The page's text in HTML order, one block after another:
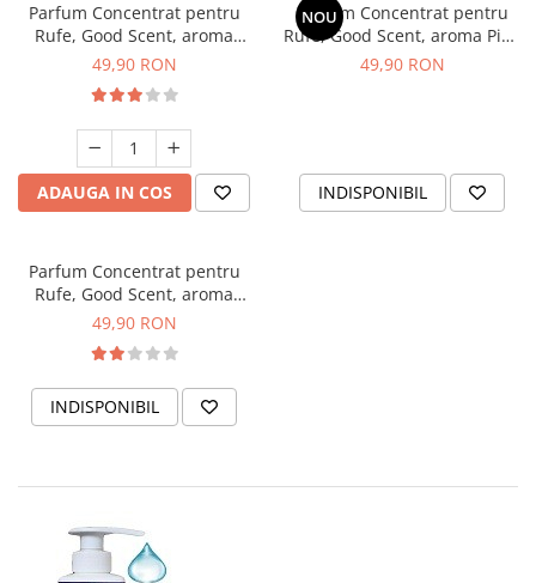
Parfum Concentrat pentru
Rufe, Good Scent, aroma
Tobacco & Vanilla, 200gr, cu
49,90 RON
ADAUGA IN COS
NOU
Parfum Concentrat pentru
Rufe, Good Scent, aroma Pink
Cloud, 200g, cu pompita
49,90 RON
INDISPONIBIL
Parfum Concentrat pentru
Rufe, Good Scent, aroma
Rouge, 200gr, cu pompita
49,90 RON
INDISPONIBIL